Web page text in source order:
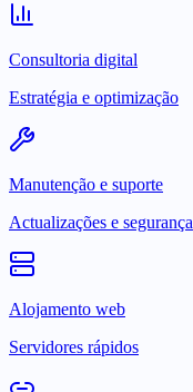
Consultoria digital
Estratégia e optimização
Manutenção e suporte
Actualizações e segurança
Alojamento web
Servidores rápidos